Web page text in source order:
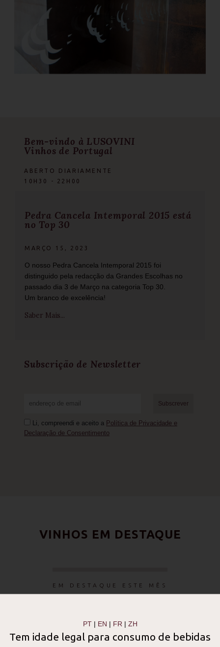
Bem-vindo à LUSOVINI
Vinhos de Portugal
ABERTO DIARIAMENTE
10H30 - 22H00
Pedra Cancela Intemporal 2015 está
no Top 30
MARÇO 15, 2023
O nosso Pedra Cancela Intemporal 2015 foi
distinguido pela redacção da Grandes Escolhas no
passado dia 3 de Março na categoria Top 30.
Um branco de excelência!
Saber Mais...
Subscrição de Newsletter
Li, compreendi e aceito a Política de Privacidade e
Declaração de Consentimento
VINHOS EM DESTAQUE
EM DESTAQUE ESTE MÊS
PT| EN | FR | ZH
Tem idade legal para consumo de bebidas